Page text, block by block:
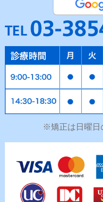
※矯正は日曜日